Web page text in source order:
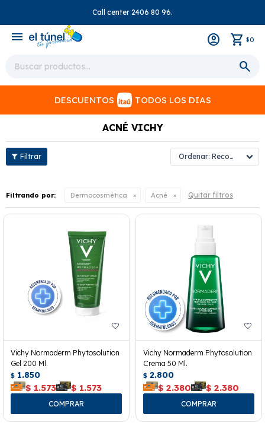
Call center 2406 80 96.
menu $0
DESCUENTOS TODOS LOS DIAS
ACNÉ VICHY
Recomendados
Filtrando por: Dermocosmética Acné Quitar filtros
Vichy Normaderm Phytosolution
Gel 200 Ml.
$ 1.850
$ 1.573 $ 1.573
Vichy Normaderm Phytosolution
Crema 50 Ml.
$ 2.800
$ 2.380 $ 2.380
close